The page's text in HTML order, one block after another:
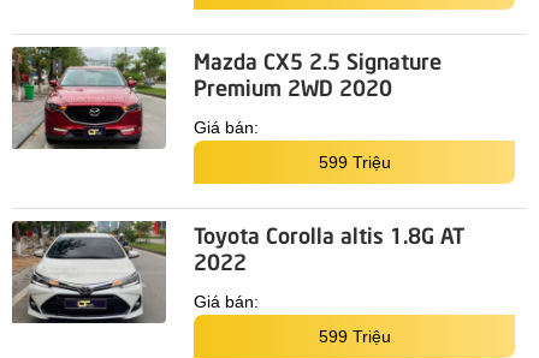
Mazda CX5 2.5 Signature
Premium 2WD 2020
Giá bán:
599 Triệu
Toyota Corolla altis 1.8G AT
2022
Giá bán:
599 Triệu